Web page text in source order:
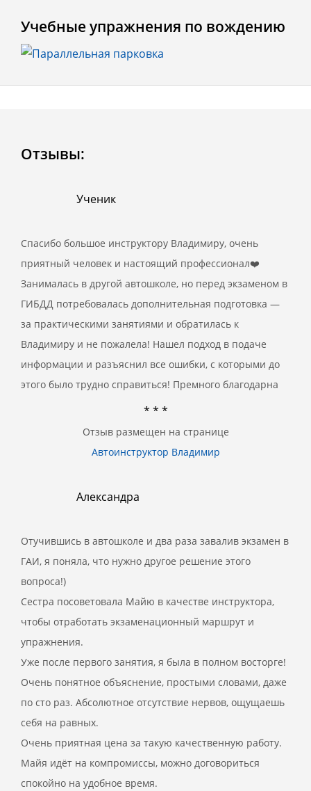
Учебные упражнения по вождению
Отзывы:
Ученик
Спасибо большое инструктору Владимиру, очень
приятный человек и настоящий профессионал❤️
Занималась в другой автошколе, но перед экзаменом в
ГИБДД потребовалась дополнительная подготовка —
за практическими занятиями и обратилась к
Владимиру и не пожалела! Нашел подход в подаче
информации и разъяснил все ошибки, с которыми до
этого было трудно справиться! Премного благодарна
* * *
Отзыв размещен на странице
Автоинструктор Владимир
Александра
Отучившись в автошколе и два раза завалив экзамен в
ГАИ, я поняла, что нужно другое решение этого
вопроса!)
Сестра посоветовала Майю в качестве инструктора,
чтобы отработать экзаменационный маршрут и
упражнения.
Уже после первого занятия, я была в полном восторге!
Очень понятное объяснение, простыми словами, даже
по сто раз. Абсолютное отсутствие нервов, ощущаешь
себя на равных.
Очень приятная цена за такую качественную работу.
Майя идёт на компромиссы, можно договориться
спокойно на удобное время.